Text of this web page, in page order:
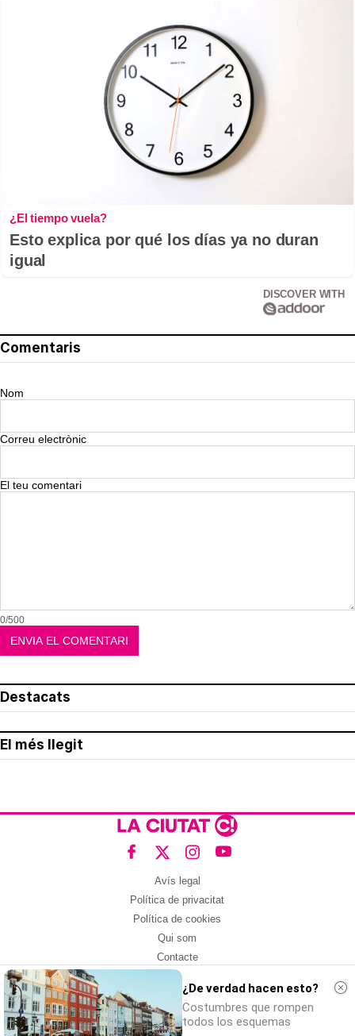
¿El tiempo vuela?
Esto explica por qué los días ya no duran
igual
DISCOVER WITH
Comentaris
Nom
Correu electrònic
El teu comentari
0/500
Destacats
El més llegit
Avís legal
Política de privacitat
Política de cookies
Qui som
Contacte
Xarxes socials
Amb col·laboració de:
¿De verdad hacen esto?
Costumbres que rompen
todos los esquemas